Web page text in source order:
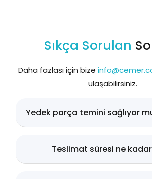
Sıkça Sorulan
Daha fazlası için bize
ulaşabilirsiniz.
Yedek parça temini sağlıyor
Teslimat süresi ne